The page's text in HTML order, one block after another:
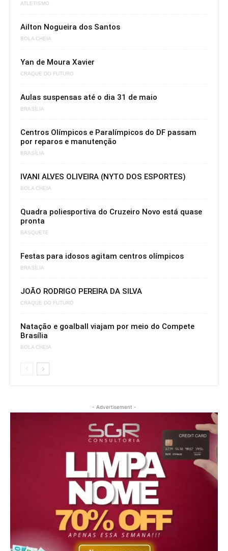
ATLETISMO
Ailton Nogueira dos Santos
BOLA CHEIA
Yan de Moura Xavier
CRAQUE DO FUTURO
Aulas suspensas até o dia 31 de maio
BRASÍLIA
Centros Olímpicos e Paralímpicos do DF passam
por reparos e manutenção
BRASÍLIA
IVANI ALVES OLIVEIRA (NYTO DOS ESPORTES)
BOLA CHEIA
Quadra poliesportiva do Cruzeiro Novo está quase
pronta
BASQUETE
Festas para idosos agitam centros olímpicos
BRASÍLIA
JOÃO RODRIGO PEREIRA DA SILVA
CRAQUE DO FUTURO
Natação e goalball viajam por meio do Compete
Brasília
BOLA CHEIA
- Advertisement -